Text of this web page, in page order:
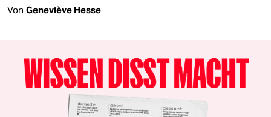
Von Geneviève Hesse